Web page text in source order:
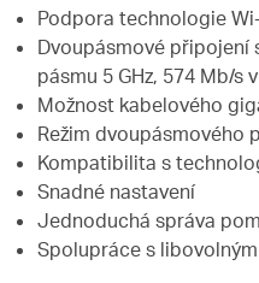
Podpora technologie
Dvoupásmové připojení
pásmu 5 GHz, 574 Mb/s
Možnost kabelového
Režim dvoupásmového
Kompatibilita s
Snadné nastavení
Jednoduchá správa
Spolupráce s